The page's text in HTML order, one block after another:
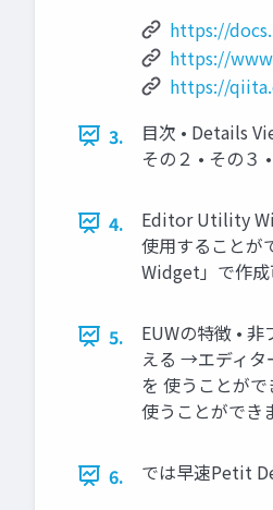
https://
https://
https://
3.
目次 • Details
その２ • その
4.
Editor Utility
使用すること
Widget」で作
5.
EUWの特徴 •
える →エディタ
を 使うことが
使うことができ
6. では早速Petit